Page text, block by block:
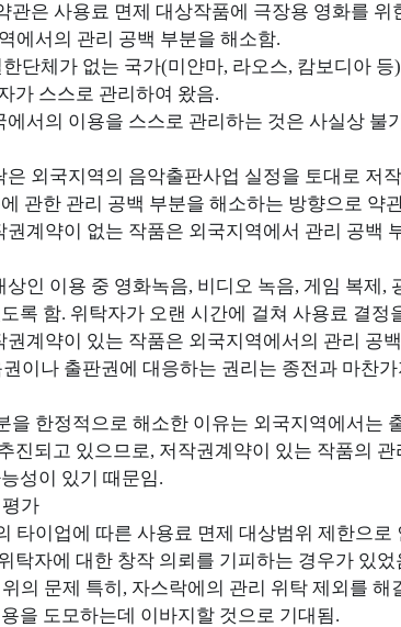
관은 사용료 면제 대상작품에 극장용 영화를
에서의 관리 공백 부분을 해소함.
단체가 없는 국가(미얀마, 라오스, 캄보디아
가 스스로 관리하여 왔음.
에서의 이용을 스스로 관리하는 것은 사실상
은 외국지역의 음악출판사업 실정을 토대로 저
관한 관리 공백 부분을 해소하는 방향으로 약
계약이 없는 작품은 외국지역에서 관리 공백
인 이용 중 영화녹음, 비디오 녹음, 게임 복제
록 함. 위탁자가 오랜 시간에 걸쳐 사용료 결
계약이 있는 작품은 외국지역에서의 관리 공
이나 출판권에 대응하는 권리는 종전과 마찬
을 한정적으로 해소한 이유는 외국지역에서는
진되고 있으므로, 저작권계약이 있는 작품의
성이 있기 때문임.
가
타이업에 따른 사용료 면제 대상범위 제한으
탁자에 대한 창작 의뢰를 기피하는 경우가 있었
의 문제 특히, 자스락에의 관리 위탁 제외를
을 도모하는데 이바지할 것으로 기대됨.